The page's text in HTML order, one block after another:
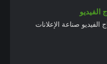
صناعة الإعلانات